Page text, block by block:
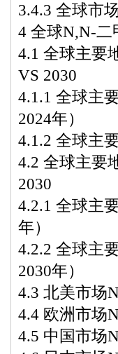
3.4.3 全球市
4 全球N,N-二
4.1 全球主要
VS 2030
4.1.1 全球主
2024年）
4.1.2 全球主
4.2 全球主要
2030
4.2.1 全球主
年）
4.2.2 全球主
2030年）
4.3 北美市场
4.4 欧洲市场
4.5 中国市场